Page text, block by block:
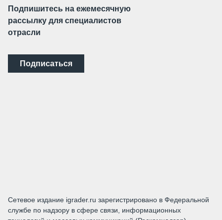
Подпишитесь на ежемесячную
рассылку для специалистов
отрасли
Подписаться
Сетевое издание igrader.ru зарегистрировано в Федеральной
службе по надзору в сфере связи, информационных